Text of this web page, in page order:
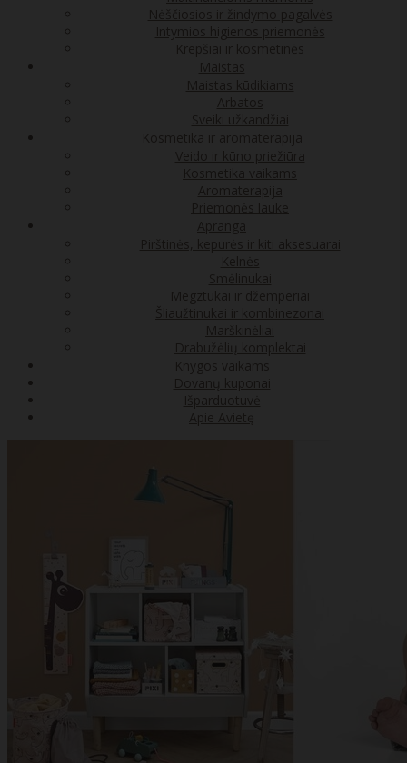
Nėščiosios ir žindymo pagalvės
Intymios higienos priemonės
Krepšiai ir kosmetinės
Maistas
Maistas kūdikiams
Arbatos
Sveiki užkandžiai
Kosmetika ir aromaterapija
Veido ir kūno priežiūra
Kosmetika vaikams
Aromaterapija
Priemonės lauke
Apranga
Pirštinės, kepurės ir kiti aksesuarai
Kelnės
Smėlinukai
Megztukai ir džemperiai
Šliaužtinukai ir kombinezonai
Marškinėliai
Drabužėlių komplektai
Knygos vaikams
Dovanų kuponai
Išparduotuvė
Apie Avietę